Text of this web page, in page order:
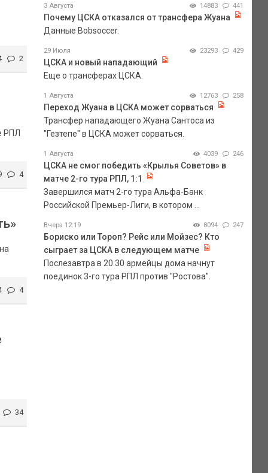
2
РПЛ
4
4
34
3 Августа 14883 441
Почему ЦСКА отказался от трансфера Жуана
Данные Bobsoccer.
29 Июля 23293 429
ЦСКА и новый нападающий
Еще о трансферах ЦСКА.
1 Августа 12763 258
Переход Жуана в ЦСКА может сорваться
Трансфер нападающего Жуана Сантоса из
"Гезтепе" в ЦСКА может сорваться.
1 Августа 4039 246
ЦСКА не смог победить «Крылья Советов» в
матче 2-го тура РПЛ, 1:1
Завершился матч 2-го тура Альфа-Банк
Российской Премьер-Лиги, в котором ...
Вчера 12:19 8094 247
Бориско или Тороп? Рейс или Мойзес? Кто
сыграет за ЦСКА в следующем матче
Послезавтра в 20.30 армейцы дома начнут
поединок 3-го тура РПЛ против "Ростова".